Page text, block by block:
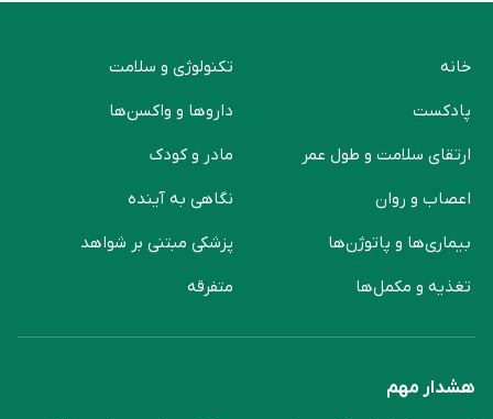
خانه
پادکست
ارتقای سلامت و طول عمر
اعصاب و روان
بیماری‌ها و پاتوژن‌ها
تغذیه و مکمل‌ها
تکنولوژی و سلامت
دارو‌ها و واکسن‌ها
مادر و کودک
نگاهی به آینده
پزشکی مبتنی بر شواهد
متفرقه
هشدار مهم